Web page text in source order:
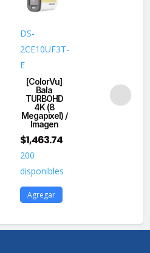
DS-
2CE10UF3T-
E
[ColorVu]
Bala
TURBOHD
4K (8
Megapixel) /
Imagen
$1,463.74
200
disponibles
Agregar